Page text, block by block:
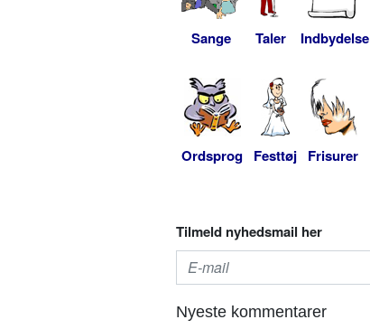
Sange Taler Indbydelse
Ordsprog Festtøj Frisurer
Tilmeld nyhedsmail her
Nyeste kommentarer